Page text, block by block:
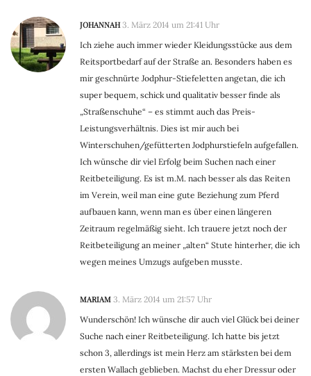
JOHANNAH 3. März 2014 um 21:41 Uhr
Ich ziehe auch immer wieder Kleidungsstücke aus dem
Reitsportbedarf auf der Straße an. Besonders haben es
mir geschnürte Jodphur-Stiefeletten angetan, die ich
super bequem, schick und qualitativ besser finde als
„Straßenschuhe“ – es stimmt auch das Preis-
Leistungsverhältnis. Dies ist mir auch bei
Winterschuhen/gefütterten Jodphurstiefeln aufgefallen.
Ich wünsche dir viel Erfolg beim Suchen nach einer
Reitbeteiligung. Es ist m.M. nach besser als das Reiten
im Verein, weil man eine gute Beziehung zum Pferd
aufbauen kann, wenn man es über einen längeren
Zeitraum regelmäßig sieht. Ich trauere jetzt noch der
Reitbeteiligung an meiner „alten“ Stute hinterher, die ich
wegen meines Umzugs aufgeben musste.
MARIAM 3. März 2014 um 21:57 Uhr
Wunderschön! Ich wünsche dir auch viel Glück bei deiner
Suche nach einer Reitbeteiligung. Ich hatte bis jetzt
schon 3, allerdings ist mein Herz am stärksten bei dem
ersten Wallach geblieben. Machst du eher Dressur oder